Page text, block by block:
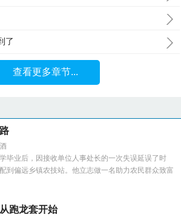
了
查看更多章节...
毕业后，因接收单位人事处长的一次失误延误了时
到偏远乡镇农技站。他立志做一名助力农民群众致富
跑龙套开始